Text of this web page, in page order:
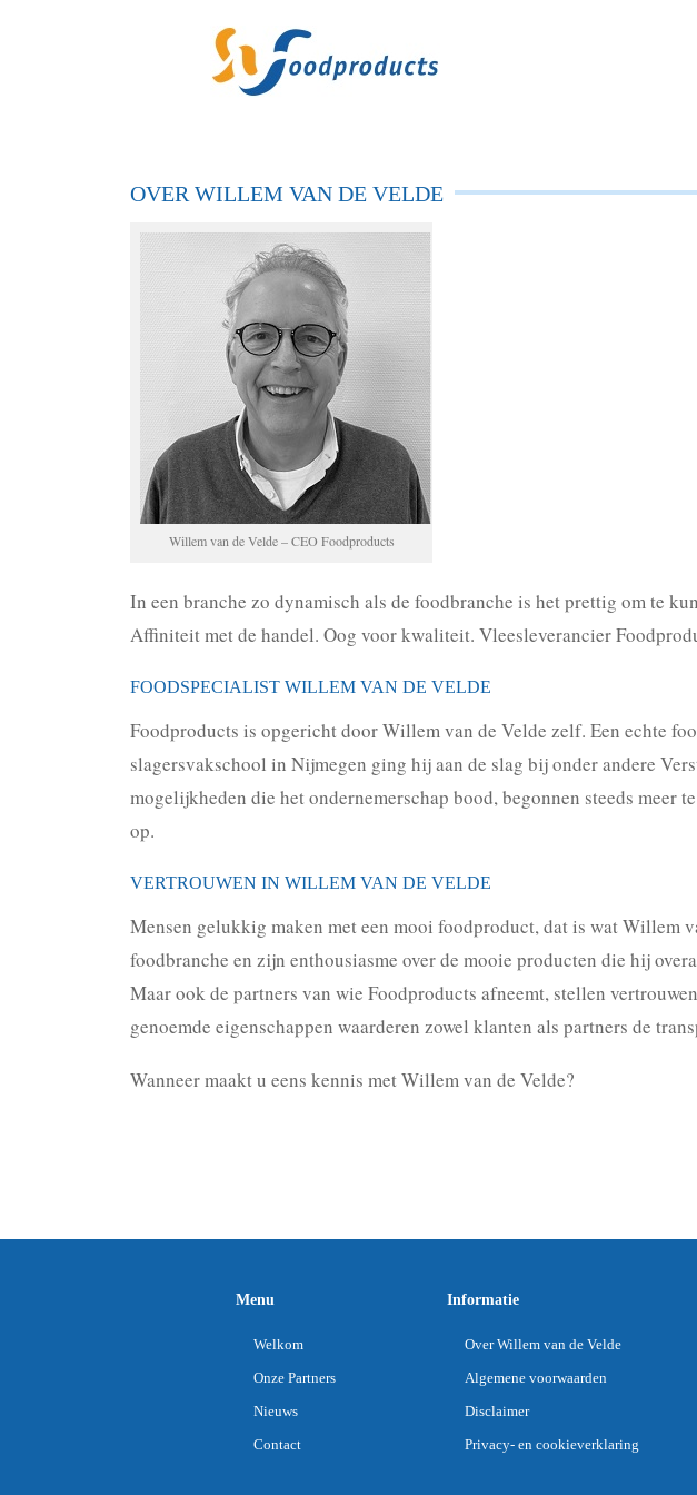
OVER WILLEM VAN DE VELDE
Willem van de Velde – CEO Foodproducts
In een branche zo dynamisch als de foodbranche is het prettig om te
Affiniteit met de handel. Oog voor kwaliteit. Vleesleverancier
FOODSPECIALIST WILLEM VAN DE VELDE
Foodproducts is opgericht door Willem van de Velde zelf. Een echte
slagersvakschool in Nijmegen ging hij aan de slag bij onder andere
mogelijkheden die het ondernemerschap bood, begonnen steeds
op.
VERTROUWEN IN WILLEM VAN DE VELDE
Mensen gelukkig maken met een mooi foodproduct, dat is wat
foodbranche en zijn enthousiasme over de mooie producten die hij
Maar ook de partners van wie Foodproducts afneemt, stellen
genoemde eigenschappen waarderen zowel klanten als partners de
Wanneer maakt u eens kennis met Willem van de Velde?
Menu
Welkom
Onze Partners
Nieuws
Contact
Informatie
Over Willem van de Velde
Algemene voorwaarden
Disclaimer
Privacy- en cookieverklaring